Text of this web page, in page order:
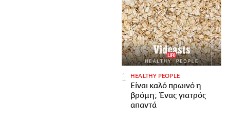
HEALTHY PEOPLE
Είναι καλό πρωινό η
βρόμη; Ένας γιατρός
απαντά